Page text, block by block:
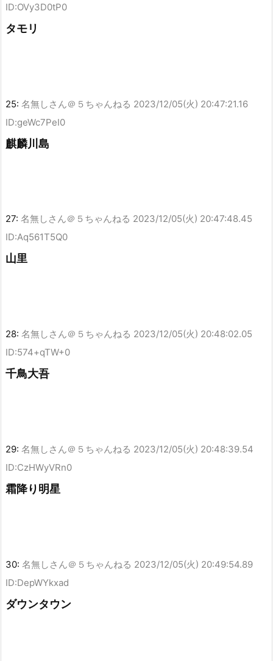
ID:OVy3D0tP0
タモリ
25: 名無しさん＠５ちゃんねる 2023/12/05(火) 20:47:21.16
ID:geWc7PeI0
麒麟川島
27: 名無しさん＠５ちゃんねる 2023/12/05(火) 20:47:48.45
ID:Aq561T5Q0
山里
28: 名無しさん＠５ちゃんねる 2023/12/05(火) 20:48:02.05
ID:574+qTW+0
千鳥大吾
29: 名無しさん＠５ちゃんねる 2023/12/05(火) 20:48:39.54
ID:CzHWyVRn0
霜降り明星
30: 名無しさん＠５ちゃんねる 2023/12/05(火) 20:49:54.89
ID:DepWYkxad
ダウンタウン